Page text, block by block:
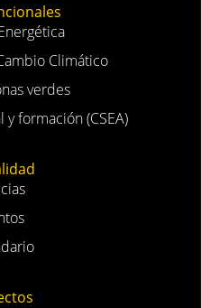
Climático
verdes
formación (CSEA)